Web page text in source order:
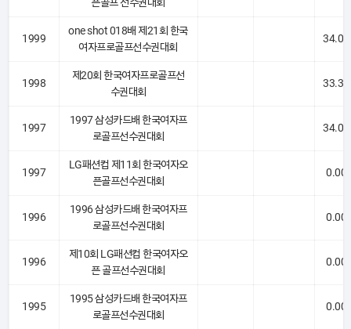
1999
one shot 018배 제21회 한국
여자프로골프선수권대회
1998
제20회 한국여자프로골프선
수권대회
1997
1997 삼성카드배 한국여자프
로골프선수권대회
1997
LG패션컵 제11회 한국여자오
픈골프선수권대회
1996
1996 삼성카드배 한국여자프
로골프선수권대회
1996
제10회 LG패션컵 한국여자오
픈 골프선수권대회
1995
1995 삼성카드배 한국여자프
로골프선수권대회